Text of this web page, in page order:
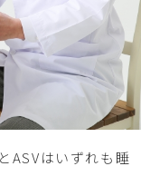
ASVはいずれも睡